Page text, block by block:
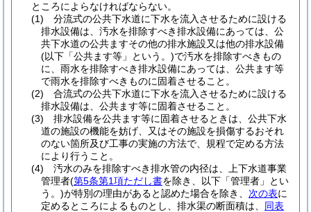
ところによらなければならない。
(1)
分流式の公共下水道に下水を流入させるために設ける
排水設備は、汚水を排除すべき排水設備にあっては、公
共下水道の公共ますその他の排水施設又は他の排水設備
(以下「公共ます等」という。)で汚水を排除すべきもの
に、雨水を排除すべき排水設備にあっては、公共ます等
で雨水を排除すべきものに固着させること。
(2)
合流式の公共下水道に下水を流入させるために設ける
排水設備は、公共ます等に固着させること。
(3)
排水設備を公共ます等に固着させるときは、公共下水
道の施設の機能を妨げ、又はその施設を損傷するおそれ
のない箇所及び工事の実施の方法で、規程で定める方法
により行うこと。
(4)
汚水のみを排除すべき排水管の内径は、上下水道事業
管理者(第5条第1項ただし書を除き、以下「管理者」とい
う。)が特別の理由があると認めた場合を除き、 次の表に
定めるところによるものとし、排水渠の断面積は、 同表